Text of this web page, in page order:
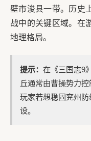
壁市浚县一带。历史
战中的关键区域。在
地理格局。
提示： 在《三国志9
丘通常由曹操势力
玩家若想稳固兖州
设。